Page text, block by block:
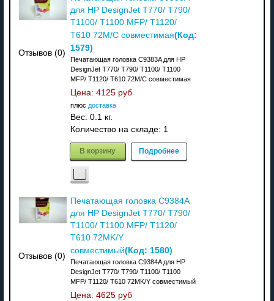
Отзывов (0)
для HP DesignJet T770/ T790/
T1100/ T1100 MFP/ T1120/
T610 72M/C совместимая(Код:
1579)
Печатающая головка C9383A для HP
DesignJet T770/ T790/ T1100/ T1100
MFP/ T1120/ T610 72M/C совместимая
Цена: 4125 руб
плюс доставка
Вес: 0.1 кг.
Количество на складе: 1
В корзину Подробнее
Отзывов (0)
Печатающая головка C9384A
для HP DesignJet T770/ T790/
T1100/ T1100 MFP/ T1120/
T610 72MK/Y
совместимый(Код: 1580)
Печатающая головка C9384A для HP
DesignJet T770/ T790/ T1100/ T1100
MFP/ T1120/ T610 72MK/Y совместимый
Цена: 4625 руб